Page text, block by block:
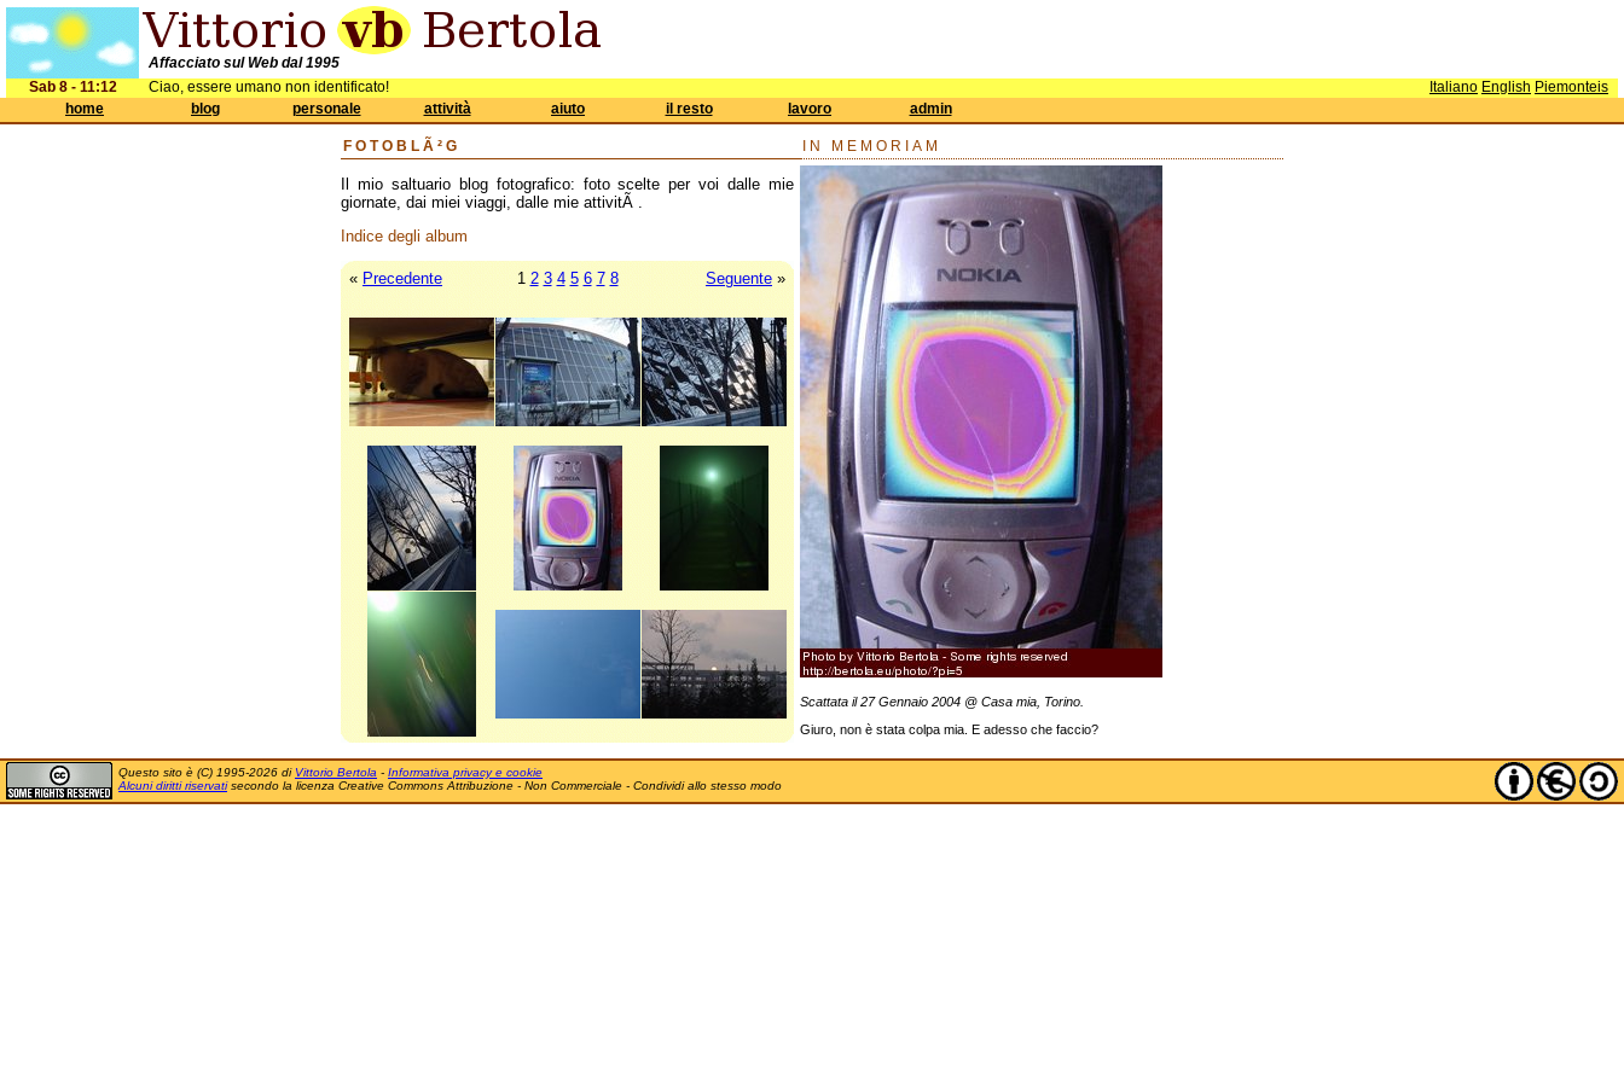
Affacciato sul Web dal 1995
Sab 8 - 11:12
Ciao, essere umano non identificato! Italiano English Piemonteis
home
blog personale attività aiuto il resto lavoro admin
FOTOBLÃ²G
Il mio saltuario blog fotografico: foto scelte per voi dalle mie
giornate, dai miei viaggi, dalle mie attivitÃ .
Indice degli album
« Precedente Seguente »
1 2 3 4 5 6 7 8
IN MEMORIAM
Scattata il 27 Gennaio 2004 @ Casa mia, Torino.
Giuro, non è stata colpa mia. E adesso che faccio?
Questo sito è (C) 1995-2026 di Vittorio Bertola - Informativa privacy e cookie
Alcuni diritti riservatisecondo la licenza Creative Commons Attribuzione - Non Commerciale - Condividi allo stesso modo